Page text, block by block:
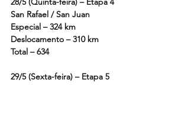
San Rafael / San Juan
Especial – 324 km
Deslocamento – 310 km
Total – 634
29/5 (Sexta-feira) – Etapa 5